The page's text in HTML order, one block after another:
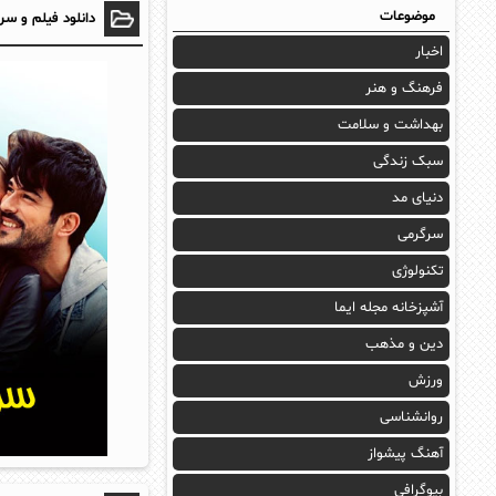
دانلود فیلم و
موضوعات
اخبار
فرهنگ و هنر
بهداشت و سلامت
سبک زندگی
دنیای مد
سرگرمی
تکنولوژی
آشپزخانه مجله ایما
دین و مذهب
ورزش
روانشناسی
آهنگ پیشواز
بیوگرافی